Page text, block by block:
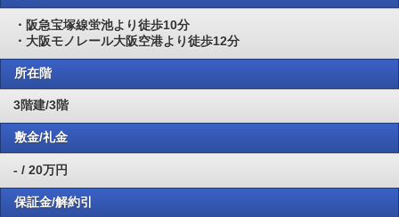
・阪急宝塚線蛍池より徒歩10分
・大阪モノレール大阪空港より徒歩12分
所在階
3階建/3階
敷金/礼金
- / 20万円
保証金/解約引